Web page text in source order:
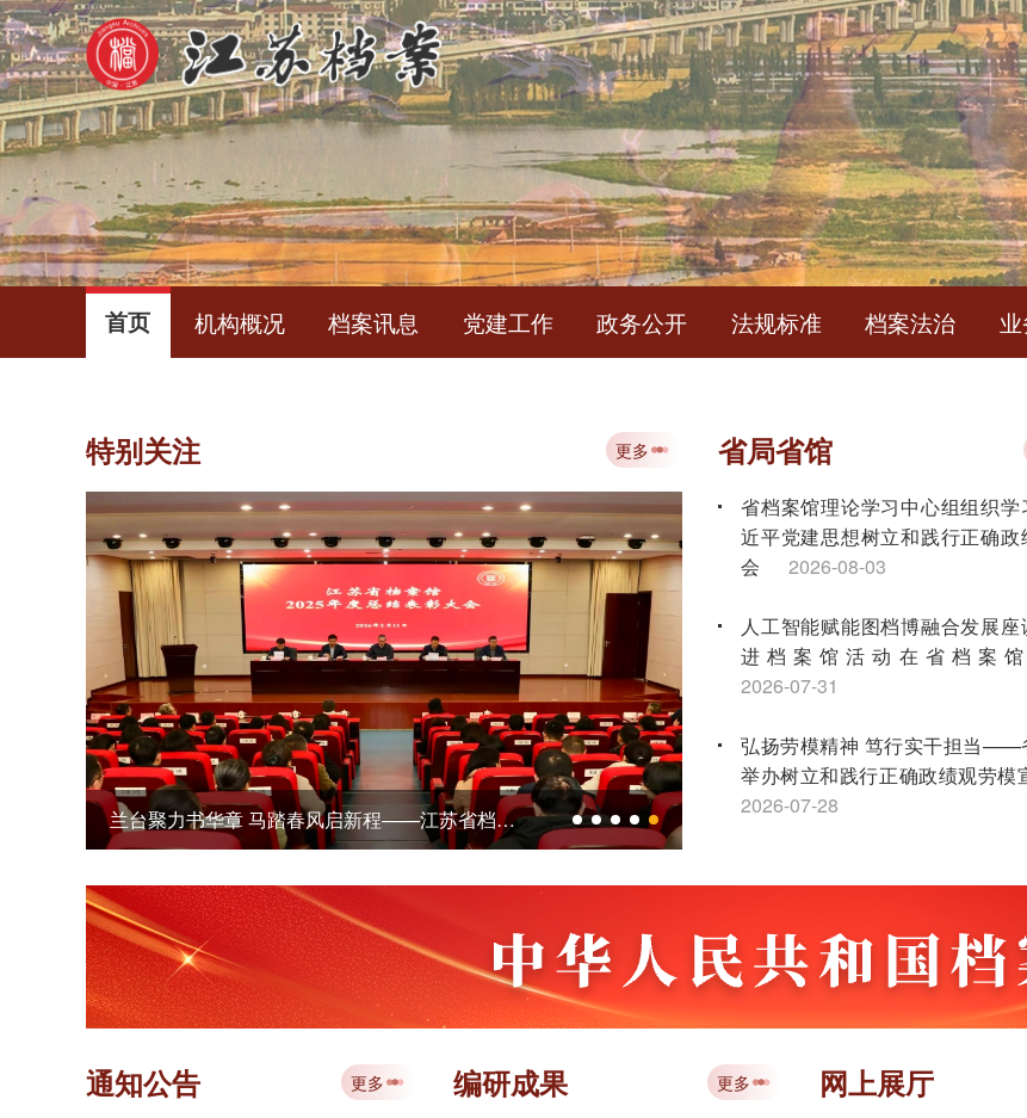
首页 机构概况 档案讯息 党建工作 政务公开 法规标准 档案法治
中华人民共和国档案法
特别关注 更多
信长星在省档案馆调研时强调 扎实推动档案事业高质量发展 更好服务中国式现代化江苏新实践
省局省馆
省档案馆理论学习中心组组织学
近平党建思想树立和践行正确政
会
2026-08-03
人工智能赋能图档博融合发展座
进档案馆活动在省档案
2026-07-31
弘扬劳模精神 笃行实干担当——
举办树立和践行正确政绩观劳模
2026-07-28
点档案工作培训会顺利举办
江苏省档案学会获评2026年度
先进社会组织
2026-07-16
讲大赛金牌
2026-07-10
通知公告 更多 编研成果 更多 网上展厅